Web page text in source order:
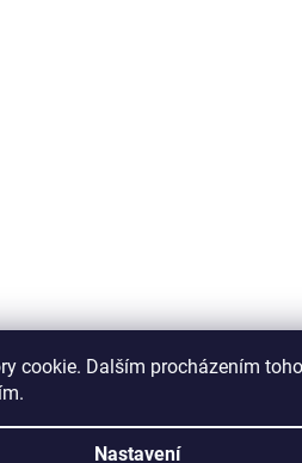
cookie. Dalším procházením
Nastavení